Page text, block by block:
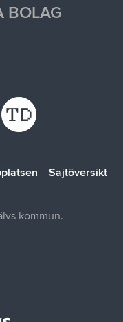
BOLAG
Sajtöversikt
kommun.